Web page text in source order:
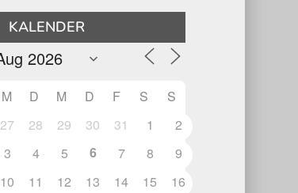
KALENDER
M D M D F S
S
27
28 29 30 31 1
2
3
4 5 6 7 8
9
10
11 12 13 14 15
16